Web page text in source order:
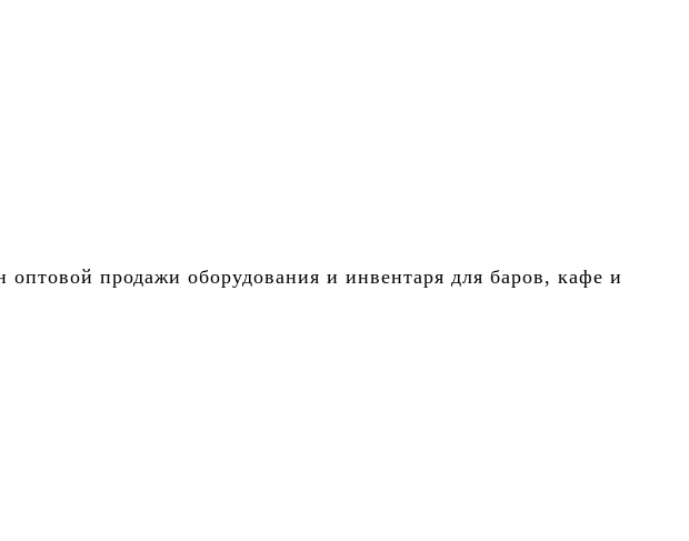
продажи оборудования и инвентаря для баров, кафе и